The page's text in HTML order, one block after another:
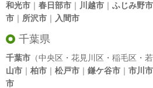
和光市 ｜ 春日部市 ｜ 川越市 ｜ ふじみ野市
市 ｜ 所沢市 ｜ 入間市
千葉県
千葉市 （中央区・花見川区・稲毛区・
山市 ｜ 柏市 ｜ 松戸市 ｜ 鎌ケ谷市 ｜ 市川市
市